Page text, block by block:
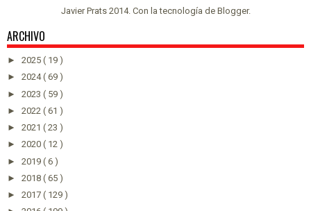
Javier Prats 2014. Con la tecnología de Blogger.
ARCHIVO
► 2025 ( 19 )
► 2024( 69 )
► 2023 ( 59 )
► 2022 ( 61 )
► 2021 ( 23 )
► 2020 ( 12 )
► 2019 ( 6 )
► 2018 ( 65 )
► 2017 ( 129 )